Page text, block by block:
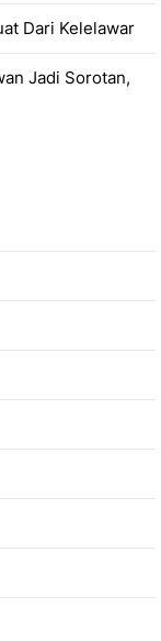
Dari Kelelawar
Jadi Sorotan,